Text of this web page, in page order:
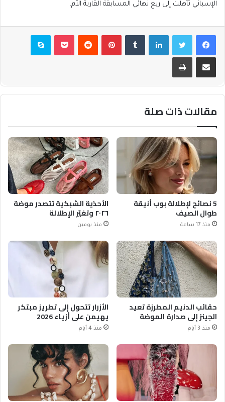
الإسباني تأهلت إلى ربع نهائي المسابقة القارية الأم.
فيسبوكتويتر لينكدإن بينتيريست بوكيت سكايب
مشاركة عبر البريد طباعة
مقالات ذات صلة
5 نصائح لإطلالة بوب أنيقة
طوال الصيف
منذ 17 ساعة
الأحذية الشبكية تتصدر موضة
٢٠٢٦ وتغيّر الإطلالة
منذ يومين
حقائب الدنيم المطرزة تعيد
الجينز إلى صدارة الموضة
منذ 3 أيام
الأزرار تتحول إلى تطريز مبتكر
يهيمن على أزياء 2026
منذ 4 أيام